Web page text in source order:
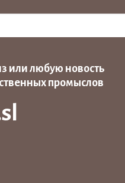
или любую новость
промыслов